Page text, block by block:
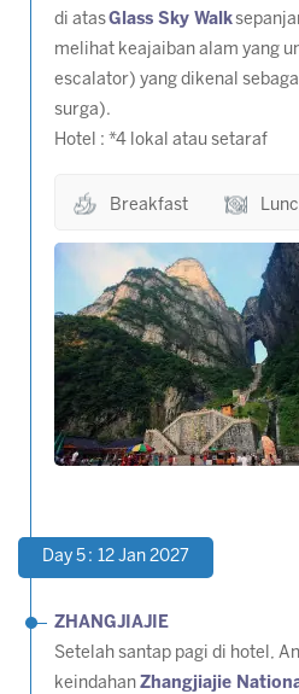
di atasGlass Sky Walk
melihat keajaiban alam yang
escalator) yang dikenal
surga).
Hotel : *4 lokal atau setaraf
Breakfast
Day 5 : 12 Jan 2027
ZHANGJIAJIE
Setelah santap pagi di hotel,
keindahan Zhangjiajie